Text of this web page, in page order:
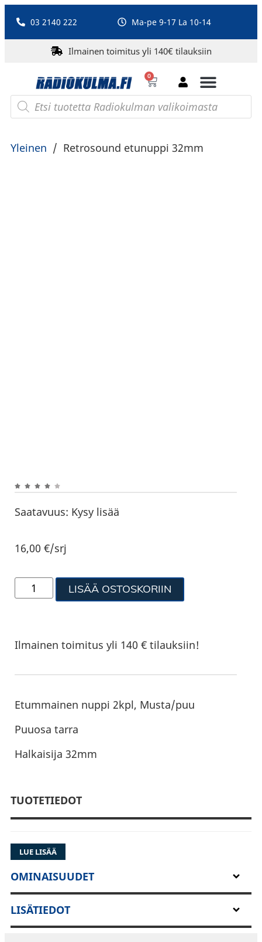
03 2140 222 Ma-pe 9-17 La 10-14
Ilmainen toimitus yli 140€ tilauksiin
0
Yleinen / Retrosound etunuppi 32mm
Saatavuus: Kysy lisää
16,00€/srj
LISÄÄ OSTOSKORIIN
Ilmainen toimitus yli 140 € tilauksiin!
Etummainen nuppi 2kpl, Musta/puu
Puuosa tarra
Halkaisija 32mm
TUOTETIEDOT
LUE LISÄÄ
OMINAISUUDET
LISÄTIEDOT